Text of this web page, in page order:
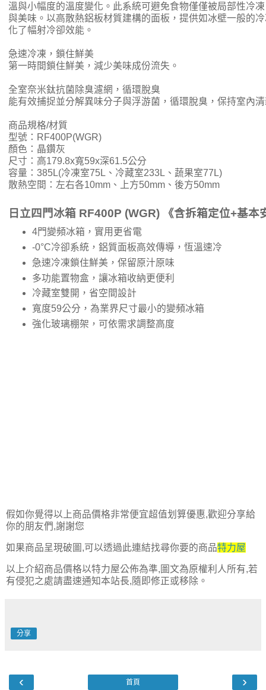
溫與小幅度的溫度變化。此系統可避免食物僅僅被局部性冷
與美味。以高散熱鋁板材質建構的面板，提供如冰壁一般的
化了幅射冷卻效能。
急速冷凍，鎖住鮮美
第一時間鎖住鮮美，減少美味成份流失。
全室奈米鈦抗菌除臭濾網，循環脫臭
能有效捕捉並分解異味分子與浮游菌，循環脫臭，保持室內
商品規格/材質
型號：RF400P(WGR)
顏色：晶鑽灰
尺寸：高179.8x寬59x深61.5公分
容量：385L(冷凍室75L、冷藏室233L、蔬果室77L)
散熱空間：左右各10mm、上方50mm、後方50mm
日立四門冰箱 RF400P (WGR) 《含拆箱定位+基本
4門變頻冰箱，實用更省電
-0°C冷卻系統，鋁質面板高效傳導，恆溫速冷
急速冷凍鎖住鮮美，保留原汁原味
多功能置物盒，讓冰箱收納更便利
冷藏室雙開，省空間設計
寬度59公分，為業界尺寸最小的變頻冰箱
強化玻璃棚架，可依需求調整高度
假如你覺得以上商品價格非常便宜超值划算優惠,歡迎分享給
你的朋友們,謝謝您
如果商品呈現破圖,可以透過此連結找尋你要的商品特力屋
以上介紹商品價格以特力屋公佈為準,圖文為原權利人所有,若
有侵犯之處請盡速通知本站長,隨即修正或移除。
分享
‹ ›
首頁